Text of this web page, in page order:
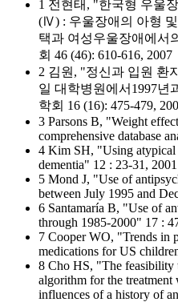
1 전현태, "한국형 우울
(Ⅳ) : 우울장애의 아형
택과 여성우울장애에서
회 46 (46): 610-616, 2007
2 김원, "정신과 입원 환
일 대학병원에서1997년
학회 16 (16): 475-479,
3 Parsons B, "Weight
comprehensive database
4 Kim SH, "Using atypical
dementia" 12 : 23-31, 2001
5 Mond J, "Use of
between July 1995 and
6 Santamaría B, "Use of
through 1985-2000" 17 :
7 Cooper WO, "Trends in
medications for US
8 Cho HS, "The feasibility
algorithm for the
influences of a history of